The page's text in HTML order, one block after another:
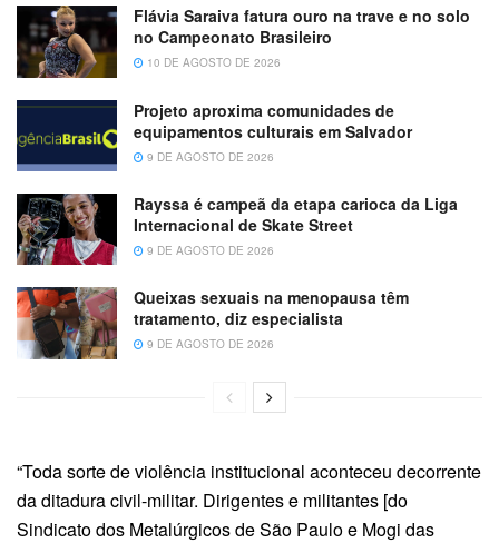
Flávia Saraiva fatura ouro na trave e no solo
no Campeonato Brasileiro
10 DE AGOSTO DE 2026
Projeto aproxima comunidades de
equipamentos culturais em Salvador
9 DE AGOSTO DE 2026
Rayssa é campeã da etapa carioca da Liga
Internacional de Skate Street
9 DE AGOSTO DE 2026
Queixas sexuais na menopausa têm
tratamento, diz especialista
9 DE AGOSTO DE 2026
“Toda sorte de violência institucional aconteceu decorrente
da ditadura civil-militar. Dirigentes e militantes [do
Sindicato dos Metalúrgicos de São Paulo e Mogi das